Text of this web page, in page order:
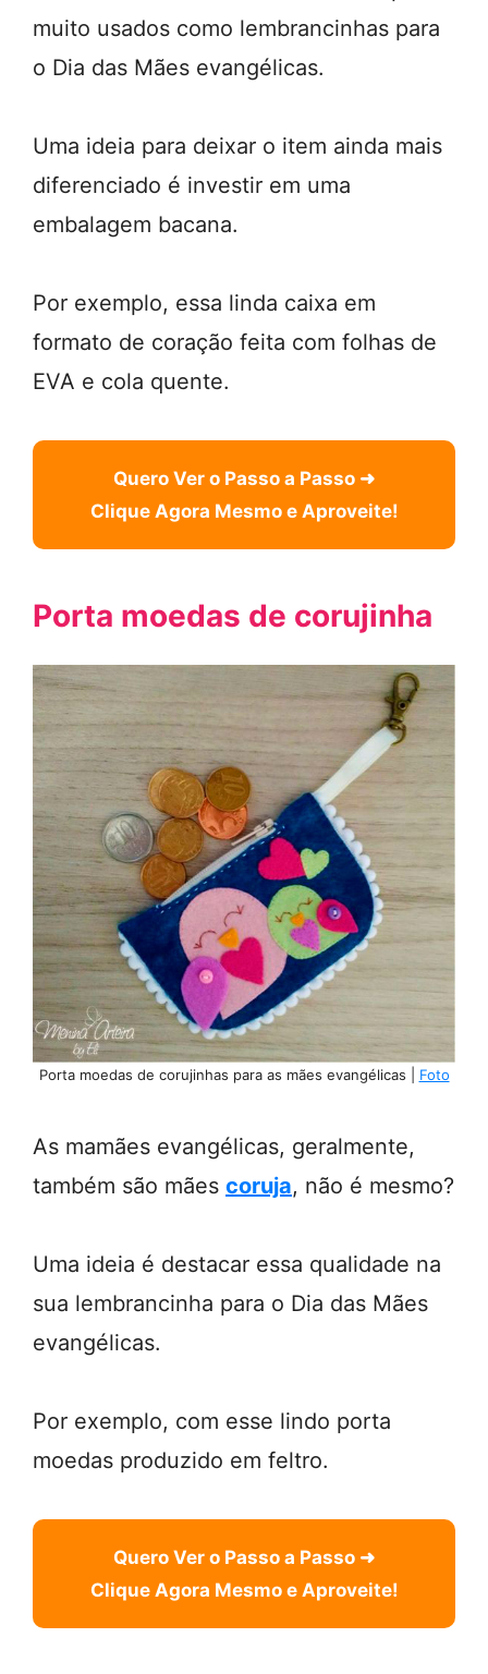
muito usados como lembrancinhas para
o Dia das Mães evangélicas.
Uma ideia para deixar o item ainda mais
diferenciado é investir em uma
embalagem bacana.
Por exemplo, essa linda caixa em
formato de coração feita com folhas de
EVA e cola quente.
Quero Ver o Passo a Passo ➜
Clique Agora Mesmo e Aproveite!
Porta moedas de corujinha
Porta moedas de corujinhas para as mães evangélicas | Foto
As mamães evangélicas, geralmente,
também são mães coruja, não é mesmo?
Uma ideia é destacar essa qualidade na
sua lembrancinha para o Dia das Mães
evangélicas.
Por exemplo, com esse lindo porta
moedas produzido em feltro.
Quero Ver o Passo a Passo ➜
Clique Agora Mesmo e Aproveite!